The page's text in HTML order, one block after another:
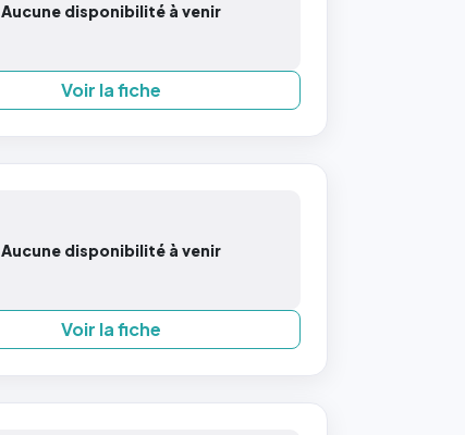
Aucune disponibilité à venir
Voir la fiche
Aucune disponibilité à venir
Voir la fiche